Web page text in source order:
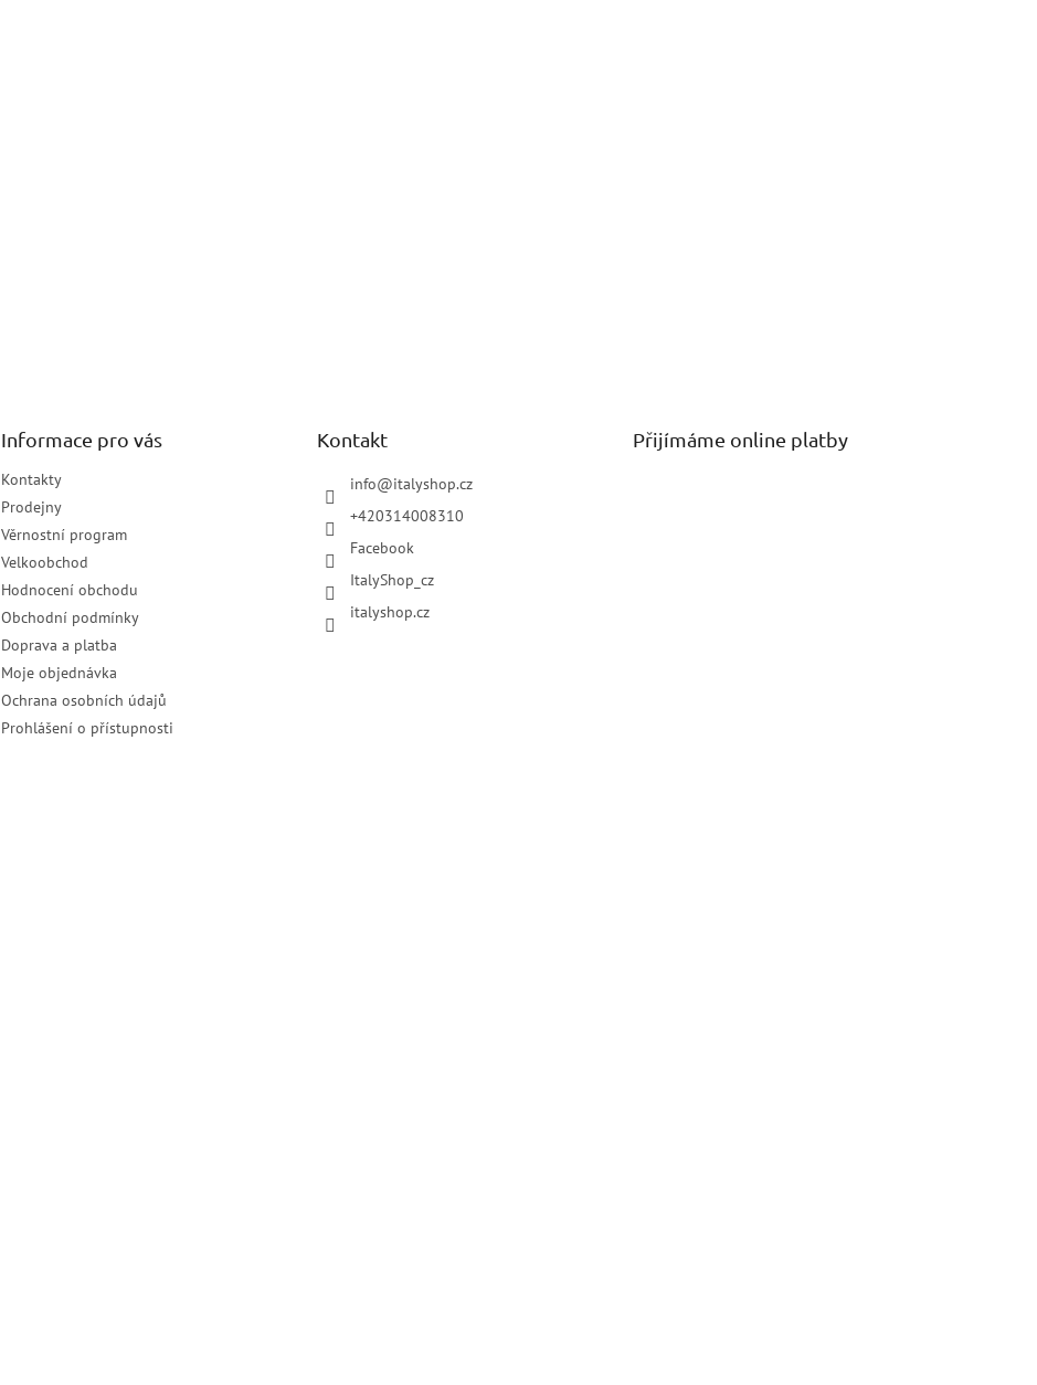
Informace pro vás
Kontakty
Prodejny
Věrnostní program
Velkoobchod
Hodnocení obchodu
Obchodní podmínky
Doprava a platba
Moje objednávka
Ochrana osobních údajů
Prohlášení o přístupnosti
Kontakt
info@italyshop.cz
+420314008310
Facebook
ItalyShop_cz
italyshop.cz
Přijímáme online platby